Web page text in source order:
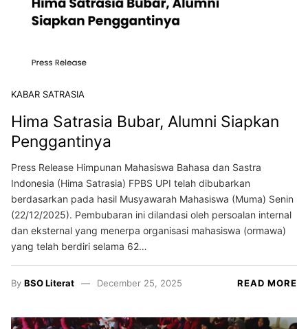
KABAR SATRASIA
Hima Satrasia Bubar, Alumni Siapkan
Penggantinya
Press Release Himpunan Mahasiswa Bahasa dan Sastra
Indonesia (Hima Satrasia) FPBS UPI telah dibubarkan
berdasarkan pada hasil Musyawarah Mahasiswa (Muma) Senin
(22/12/2025). Pembubaran ini dilandasi oleh persoalan internal
dan eksternal yang menerpa organisasi mahasiswa (ormawa)
yang telah berdiri selama 62…
By BSO Literat December 25, 2025 READ MORE